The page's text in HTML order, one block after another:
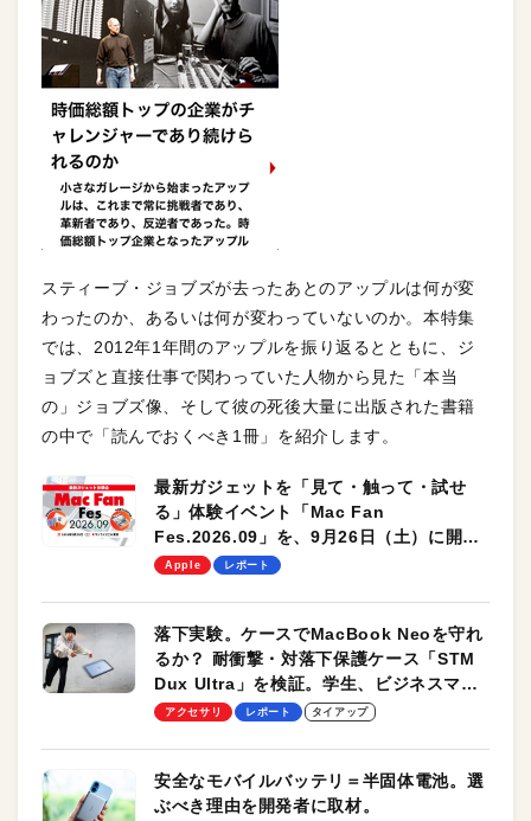
スティーブ・ジョブズが去ったあとのアップルは何が変
わったのか、あるいは何が変わっていないのか。本特集
では、2012年1年間のアップルを振り返るとともに、ジ
ョブズと直接仕事で関わっていた人物から見た「本当
の」ジョブズ像、そして彼の死後大量に出版された書籍
の中で「読んでおくべき1冊」を紹介します。
最新ガジェットを「見て・触って・試せ
る」体験イベント「Mac Fan
Fes.2026.09」を、9月26日（土）に開催
します！
Apple レポート
落下実験。ケースでMacBook Neoを守れ
るか？ 耐衝撃・対落下保護ケース「STM
Dux Ultra」を検証。学生、ビジネスマン
のモバイルユースに最適！
アクセサリ レポート タイアップ
安全なモバイルバッテリ＝半固体電池。選
ぶべき理由を開発者に取材。